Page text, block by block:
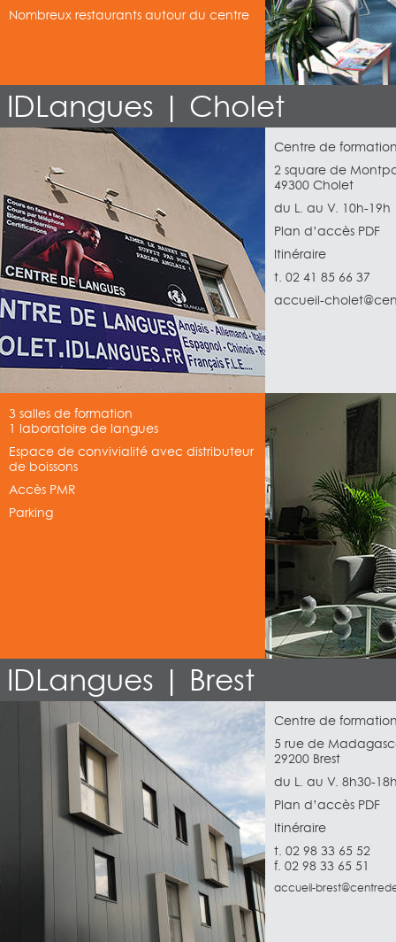
Nombreux restaurants autour du centre
IDLangues | Cholet
Centre de
2 square de
49300 Cholet
du L. au V. 10h-19h
Plan d’accès PDF
Itinéraire
t. 02 41 85 66 37
accueil-
3 salles de formation
1 laboratoire de langues
Espace de convivialité avec distributeur
de boissons
Accès PMR
Parking
IDLangues | Brest
Centre de
5 rue de
29200 Brest
du L. au V. 8h30-
Plan d’accès PDF
Itinéraire
t. 02 98 33 65 52
f. 02 98 33 65 51
accueil-